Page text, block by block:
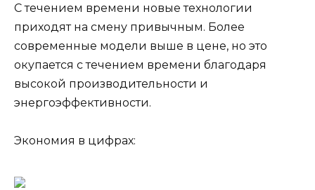
С течением времени новые технологии
приходят на смену привычным. Более
современные модели выше в цене, но это
окупается с течением времени благодаря
высокой производительности и
энергоэффективности.
Экономия в цифрах: